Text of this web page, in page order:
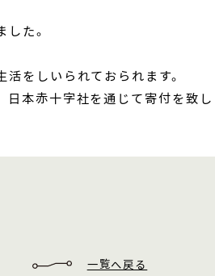
した。
をしいられておられます。
本赤十字社を通じて寄付を致
一覧へ戻る